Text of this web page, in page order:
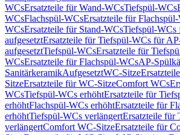
WCsErsatzteile für Wand-WCsTiefspül-WCs
WCsFlachspül-WCsErsatzteile für
WCsErsatzteile für Stand-WCsTiefspül-WCs
aufgesetztErsatzteile für Tiefspül-WCs für
aufgesetztTiefspül-WCsErsatzteile für
WCsErsatzteile für Flachspül-WCsAP-
SanitärkeramikAufgesetztWC-Sitze
SitzeErsatzteile für WC-SitzeComfort WCs
WCsTiefspül-WCs erhöhtErsatzteile für
erhöhtFlachspül-WCs erhöhtErsatzteile für
erhöhtTiefspül-WCs verlängertErsatzteile für
verlängertComfort WC-SitzeErsatzteile für